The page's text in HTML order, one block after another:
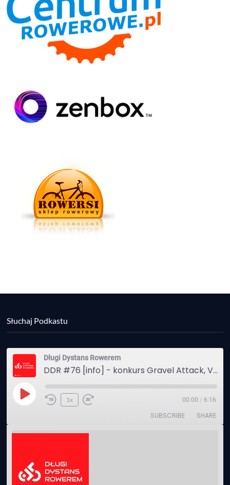
Słuchaj Podkastu
Długi Dystans Rowerem
DDR #76 [info] - konkurs Gravel Attack, Varmia Gravel, Bike Expo, Inspire India Ultra Race
Play
1x 00:00 / 6:16
SUBSCRIBE SHARE